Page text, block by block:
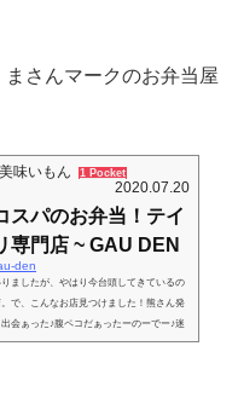
さんマークのお弁当屋
味いもん 1 Pocket
2020.07.20
スパのお弁当！テイ
専門店 ~ GAU DEN
den
ましたが、やはり今台頭してきているの
で、こんなお店見つけました！熊さん発
会ぁった♪腹ペコだぁったーのーでー♪迷
わけで、ランチ直後にも関わらず、見